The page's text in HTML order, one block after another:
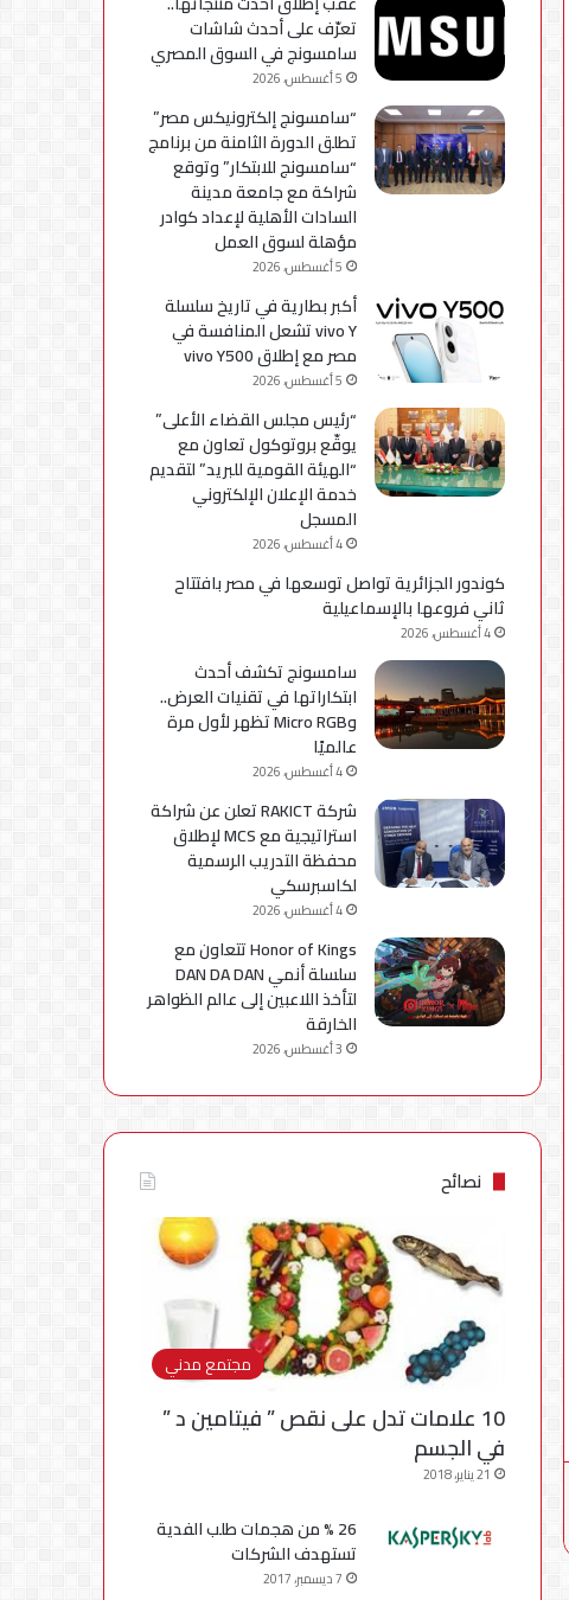
تعرّف على أحدث شاشات
سامسونج في السوق المصري
5 أغسطس، 2026
“سامسونج إلكترونيكس مصر”
تطلق الدورة الثامنة من برنامج
“سامسونج للابتكار” وتوقع
شراكة مع جامعة مدينة
السادات الأهلية لإعداد كوادر
مؤهلة لسوق العمل
5 أغسطس، 2026
أكبر بطارية في تاريخ سلسلة
vivo Y تشعل المنافسة في
مصر مع إطلاق vivo Y500
5 أغسطس، 2026
“رئيس مجلس القضاء الأعلى”
يوقّع بروتوكول تعاون مع
“الهيئة القومية للبريد” لتقديم
خدمة الإعلان الإلكتروني
المسجل
4 أغسطس، 2026
كوندور الجزائرية تواصل توسعها في مصر بافتتاح
ثاني فروعها بالإسماعيلية
4 أغسطس، 2026
سامسونج تكشف أحدث
ابتكاراتها في تقنيات العرض..
وMicro RGB تظهر لأول مرة
عالميًا
4 أغسطس، 2026
شركة RAKICT تعلن عن شراكة
استراتيجية مع MCS لإطلاق
محفظة التدريب الرسمية
لكاسبرسكي
4 أغسطس، 2026
Honor of Kings تتعاون مع
سلسلة أنمي DAN DA DAN
لتأخذ اللاعبين إلى عالم الظواهر
الخارقة
3 أغسطس، 2026
نصائح
مجتمع مدني
10 علامات تدل على نقص ” فيتامين د ”
في الجسم
21 يناير، 2018
26 % من هجمات طلب الفدية
تستهدف الشركات
7 ديسمبر، 2017